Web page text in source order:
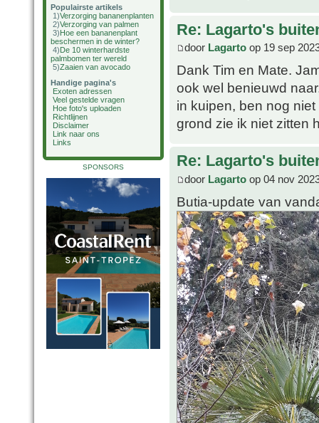
Populairste artikels
1)Verzorging bananenplanten
2)Verzorging van palmen
3)Hoe een bananenplant
beschermen in de winter?
4)De 10 winterhardste
palmbomen ter wereld
5)Zaaien van avocado
Handige pagina's
Exoten adressen
Veel gestelde vragen
Hoe foto's uploaden
Richtlijnen
Disclaimer
Link naar ons
Links
SPONSORS
Re: Lagarto's
door Lagarto op 19 sep
Dank Tim en Mate.
ook wel benieuwd
in kuipen, ben nog
grond zie ik niet zitten
Re: Lagarto's
door Lagarto op 04 nov
Butia-update van